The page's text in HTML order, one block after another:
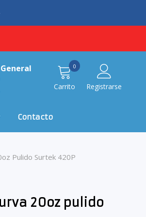
Carrito
00
Registrarse
Contacto
Pulido Surtek 420P
20oz pulido